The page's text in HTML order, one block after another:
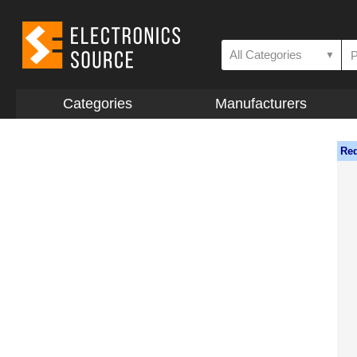
All Categories ▼
Categories Manufacturers